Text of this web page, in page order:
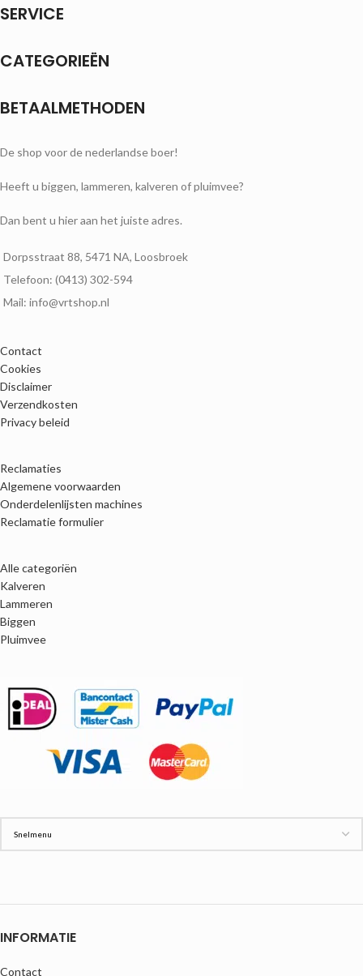
SERVICE
CATEGORIEËN
BETAALMETHODEN
De shop voor de nederlandse boer!
Heeft u biggen, lammeren, kalveren of pluimvee?
Dan bent u hier aan het juiste adres.
Dorpsstraat 88, 5471 NA, Loosbroek
Telefoon: (0413) 302-594
Mail: info@vrtshop.nl
Contact
Cookies
Disclaimer
Verzendkosten
Privacy beleid
Reclamaties
Algemene voorwaarden
Onderdelenlijsten machines
Reclamatie formulier
Alle categoriën
Kalveren
Lammeren
Biggen
Pluimvee
INFORMATIE
Contact